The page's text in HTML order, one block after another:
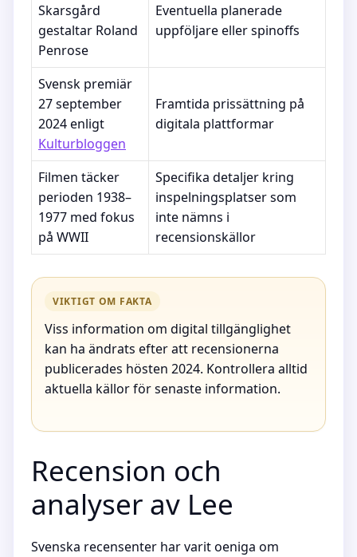
Skarsgård
gestaltar Roland
Penrose
Eventuella planerade
uppföljare eller spinoffs
Svensk premiär
27 september
2024 enligt
Kulturbloggen
Framtida prissättning på
digitala plattformar
Filmen täcker
perioden 1938–
1977 med fokus
på WWII
Specifika detaljer kring
inspelningsplatser som
inte nämns i
recensionskällor
VIKTIGT OM FAKTA
Viss information om digital tillgänglighet
kan ha ändrats efter att recensionerna
publicerades hösten 2024. Kontrollera alltid
aktuella källor för senaste information.
Recension och
analyser av Lee
Svenska recensenter har varit oeniga om